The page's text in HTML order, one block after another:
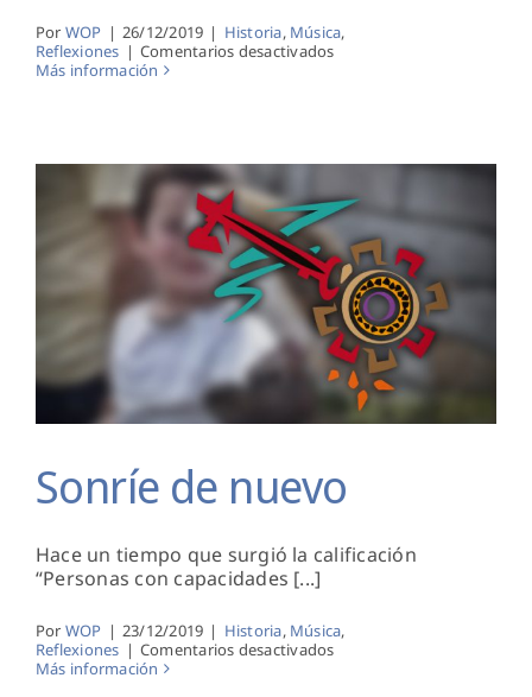
Por WOP | 26/12/2019 | Historia, Música,
Reflexiones | Comentarios desactivadosen
Más información
Sonríe de nuevo
Sonríe de nuevo
Hace un tiempo que surgió la calificación
“Personas con capacidades [...]
Por WOP | 23/12/2019 | Historia, Música,
Reflexiones | Comentarios desactivadosen
Más información